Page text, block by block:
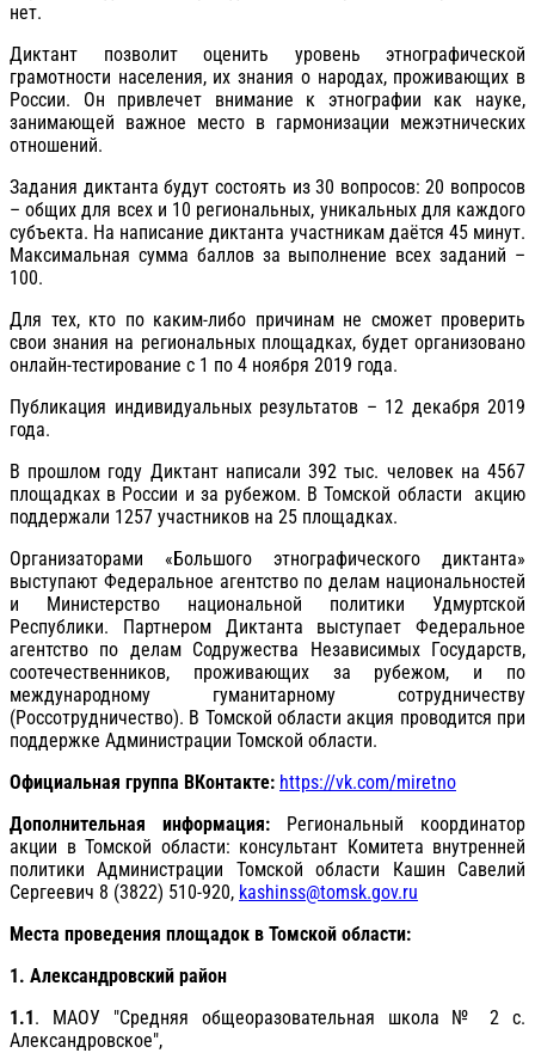
нет.
Диктант позволит оценить уровень этнографической
грамотности населения, их знания о народах, проживающих в
России. Он привлечет внимание к этнографии как науке,
занимающей важное место в гармонизации межэтнических
отношений.
Задания диктанта будут состоять из 30 вопросов: 20 вопросов
– общих для всех и 10 региональных, уникальных для каждого
субъекта. На написание диктанта участникам даётся 45 минут.
Максимальная сумма баллов за выполнение всех заданий –
100.
Для тех, кто по каким-либо причинам не сможет проверить
свои знания на региональных площадках, будет организовано
онлайн-тестирование с 1 по 4 ноября 2019 года.
Публикация индивидуальных результатов – 12 декабря 2019
года.
В прошлом году Диктант написали 392 тыс. человек на 4567
площадках в России и за рубежом. В Томской области
акцию
поддержали 1257 участников на 25 площадках.
Организаторами «Большого этнографического диктанта»
выступают Федеральное агентство по делам национальностей
и Министерство национальной политики Удмуртской
Республики. Партнером Диктанта выступает Федеральное
агентство по делам Содружества Независимых Государств,
соотечественников, проживающих за рубежом, и по
международному гуманитарному сотрудничеству
(Россотрудничество). В Томской области акция проводится при
поддержке Администрации Томской области.
Официальная группа ВКонтакте: https://vk.com/miretno
Дополнительная информация: Региональный координатор
акции в Томской области: консультант Комитета внутренней
политики Администрации Томской области Кашин Савелий
Сергеевич 8 (3822) 510-920, kashinss@tomsk.gov.ru
Места проведения площадок в Томской области:
1. Александровский район
1.1. МАОУ "Средняя общеоразовательная школа № 2 с.
Александровское",